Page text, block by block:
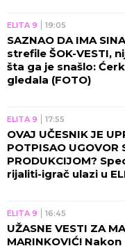
"Ne može da ode
na graničnom
jednoj rečenici